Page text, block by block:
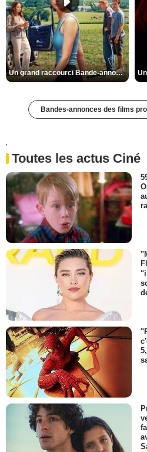
Un grand raccourci Bande-annonce VF
Bandes-annonces des films
'
Toutes les actus Ciné